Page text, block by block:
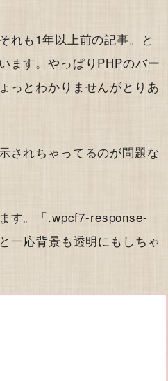
れも1年以上前の記事。と
ます。やっぱりPHPのバー
っとわかりませんがとりあ
されちゃってるのが問題な
す。「.wpcf7-response-
一応背景も透明にもしちゃ